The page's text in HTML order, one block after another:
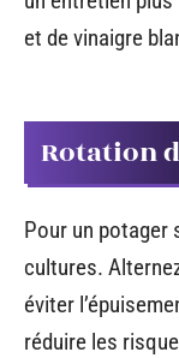
et de vinaigre
Rotation
Pour un potager
cultures.
éviter
réduire les